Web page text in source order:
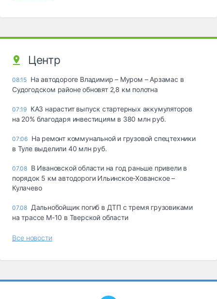
Центр
08:15 На автодороге Владимир – Муром – Арзамас в
Судогодском районе обновят 2,8 км полотна
07:19 КАЗ нарастит выпуск стартерных аккумуляторов
на 20% благодаря инвестициям в 380 млн руб.
07:06 На ремонт коммунальной и грузовой спецтехники
в Туле выделили 40 млн руб.
07.08 В Ивановской области на год раньше привели в
порядок 5 км автодороги Ильинское-Хованское –
Кулачево
07.08 Дальнобойщик погиб в ДТП с тремя грузовиками
на трассе М-10 в Тверской области
Все новости